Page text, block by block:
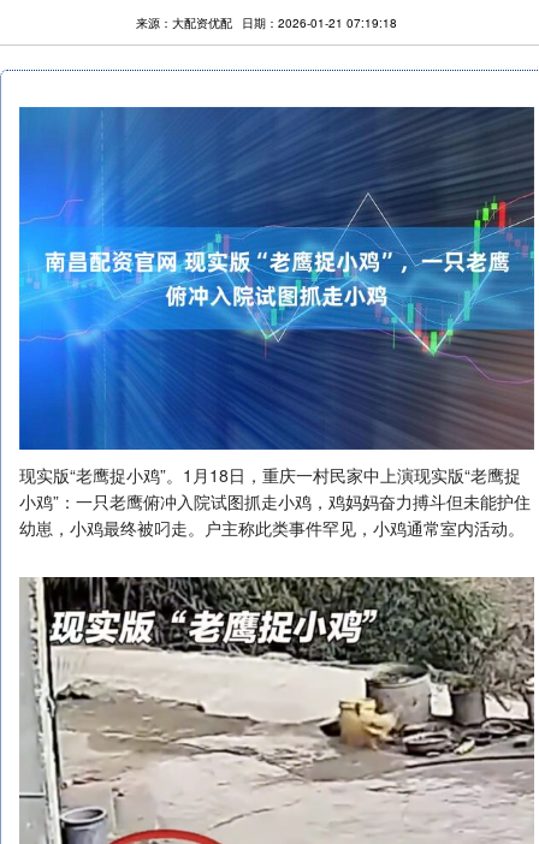
来源：大配资优配 日期：2026-01-21 07:19:18
现实版“老鹰捉小鸡”。1月18日，重庆一村民家中上演现实版“老鹰捉
小鸡”：一只老鹰俯冲入院试图抓走小鸡，鸡妈妈奋力搏斗但未能护住
幼崽，小鸡最终被叼走。户主称此类事件罕见，小鸡通常室内活动。‌‌